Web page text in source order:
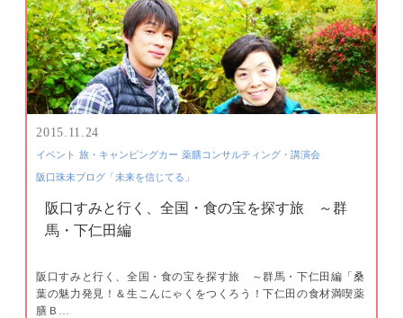
2015.11.24
イベント 旅・キャンピングカー 薬膳コンサルティング・講演会
阪口珠未ブログ「未来を信じてる」
阪口すみと行く、全国・食の宝を探す旅 ～群
馬・下仁田編
阪口すみと行く、全国・食の宝を探す旅 ～群馬・下仁田編「桑
葉の魅力発見！＆生こんにゃくをつくろう！下仁田の食材満喫薬
膳Ｂ…